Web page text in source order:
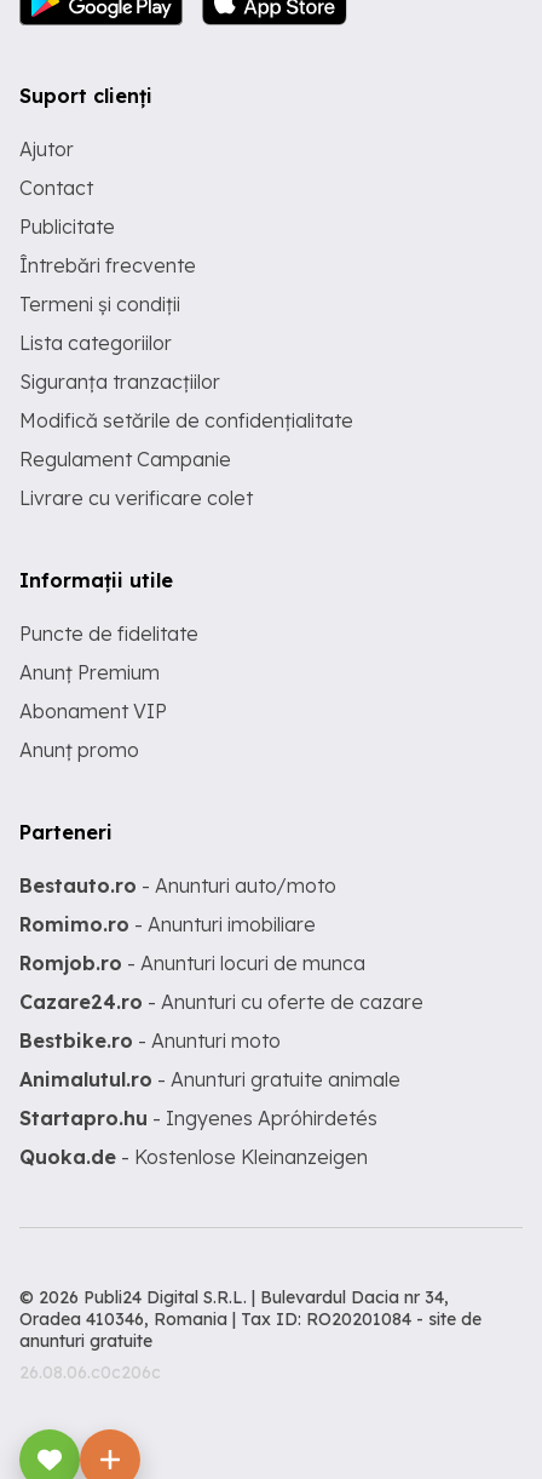
Suport clienți
Ajutor
Contact
Publicitate
Întrebări frecvente
Termeni și condiții
Lista categoriilor
Siguranța tranzacțiilor
Modifică setările de confidențialitate
Regulament Campanie
Livrare cu verificare colet
Informații utile
Puncte de fidelitate
Anunț Premium
Abonament VIP
Anunț promo
Parteneri
Bestauto.ro - Anunturi auto/moto
Romimo.ro - Anunturi imobiliare
Romjob.ro - Anunturi locuri de munca
Cazare24.ro - Anunturi cu oferte de cazare
Bestbike.ro - Anunturi moto
Animalutul.ro - Anunturi gratuite animale
Startapro.hu - Ingyenes Apróhirdetés
Quoka.de - Kostenlose Kleinanzeigen
© 2026 Publi24 Digital S.R.L. | Bulevardul Dacia nr 34,
Oradea 410346, Romania | Tax ID: RO20201084 - site de
anunturi gratuite
26.08.06.c0c206c